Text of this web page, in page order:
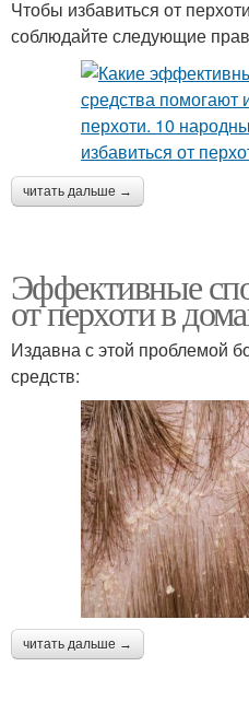
Чтобы избавиться от
соблюдайте следующие
читать дальше →
Эффективные
от перхоти в
Издавна с этой проблемой
средств:
читать дальше →